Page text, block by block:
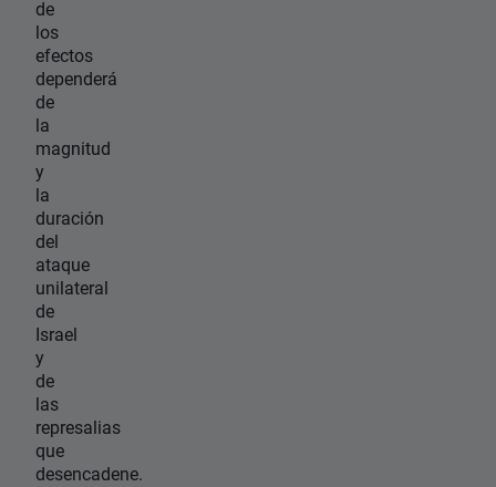
de
los
efectos
dependerá
de
la
magnitud
y
la
duración
del
ataque
unilateral
de
Israel
y
de
las
represalias
que
desencadene.